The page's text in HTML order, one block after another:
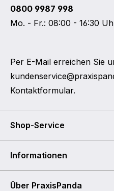
0800 9987 998
Mo. - Fr.: 08:00 - 16:30
Per E-Mail erreichen Sie
Kontaktformular.
Shop-Service
Informationen
Über PraxisPanda